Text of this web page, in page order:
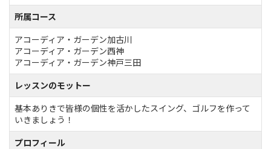
所属コース
アコーディア・ガーデン加古川
アコーディア・ガーデン西神
アコーディア・ガーデン神戸三田
レッスンのモットー
基本ありきで皆様の個性を活かしたスイング、ゴルフを作って
いきましょう！
プロフィール